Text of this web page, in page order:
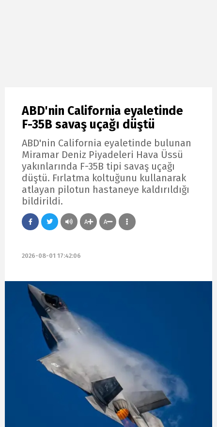
ABD'nin California eyaletinde
F-35B savaş uçağı düştü
ABD'nin California eyaletinde bulunan
Miramar Deniz Piyadeleri Hava Üssü
yakınlarında F-35B tipi savaş uçağı
düştü. Fırlatma koltuğunu kullanarak
atlayan pilotun hastaneye kaldırıldığı
bildirildi.
A A
2026-08-01 17:42:06